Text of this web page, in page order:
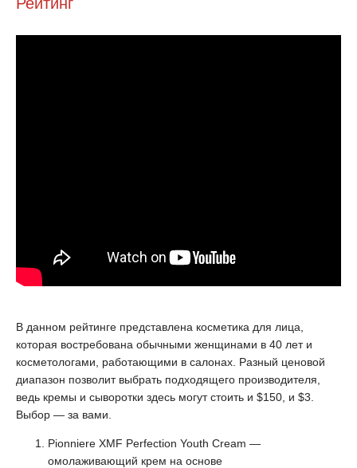
В данном рейтинге представлена косметика для лица,
которая востребована обычными женщинами в 40 лет и
косметологами, работающими в салонах. Разный ценовой
диапазон позволит выбрать подходящего производителя,
ведь кремы и сыворотки здесь могут стоить и $150, и $3.
Выбор — за вами.
Pionniеre XMF Perfection Youth Cream —
омолаживающий крем на основе